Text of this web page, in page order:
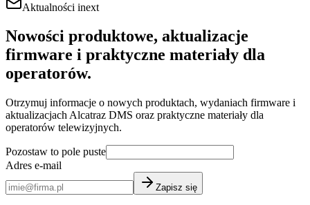
Aktualności inext
Nowości produktowe, aktualizacje
firmware i praktyczne materiały dla
operatorów.
Otrzymuj informacje o nowych produktach, wydaniach firmware i
aktualizacjach Alcatraz DMS oraz praktyczne materiały dla
operatorów telewizyjnych.
Pozostaw to pole puste
Adres e-mail
Zapisz się